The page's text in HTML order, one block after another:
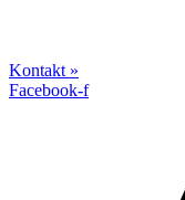
Kontakt »
Facebook-f